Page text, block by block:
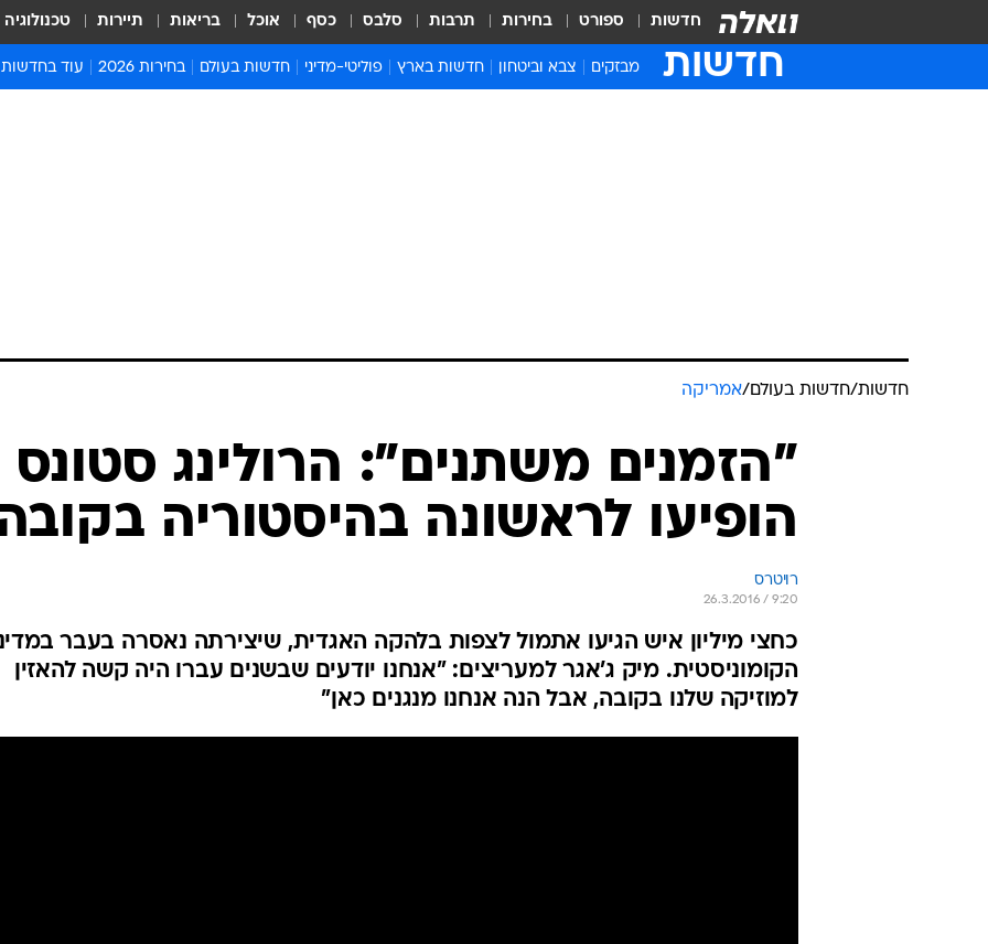
חדשות ספורט בחירות תרבות סלבס כסף אוכל בריאות תיירות טכנולוגיה
חדשות מבזקים צבא וביטחון חדשות בארץ פוליטי-מדיני חדשות בעולם בחירות 2026 עוד בחדשות
חדשות
המייל האדום
חדשות/חדשות בעולם/אמריקה
"הזמנים משתנים": הרולינג סטונס
הופיעו לראשונה בהיסטוריה
רויטרס
26.3.2016 / 9:20
כחצי מיליון איש הגיעו אתמול לצפות בלהקה האגדית, שיצירתה נאסרה בעבר
הקומוניסטית. מיק ג'אגר למעריצים: "אנחנו יודעים שבשנים עברו היה קשה להאזין
למוזיקה שלנו בקובה, אבל הנה אנחנו מנגנים כאן"